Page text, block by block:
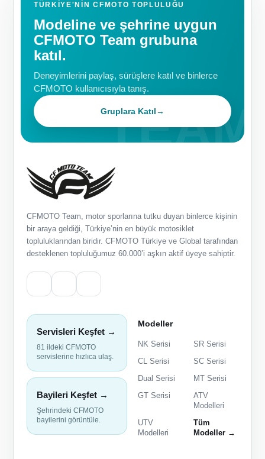
TÜRKIYE'NIN CFMOTO TOPLULUĞU
Modeline ve şehrine uygun
CFMOTO Team grubuna
katıl.
Deneyimlerini paylaş, sürüşlere katıl ve binlerce
CFMOTO kullanıcısıyla tanış.
Gruplara Katıl→
CFMOTO Team, motor sporlarına tutku duyan binlerce kişinin
bir araya geldiği, Türkiye’nin en büyük motosiklet
topluluklarından biridir. CFMOTO Türkiye ve Global tarafından
desteklenen topluluğumuz 60.000’i aşkın aktif üyeye sahiptir.
Servisleri Keşfet →
81 ildeki CFMOTO
servislerine hızlıca ulaş.
Bayileri Keşfet →
Şehrindeki CFMOTO
bayilerini görüntüle.
Modeller
NK Serisi
SR Serisi
CL Serisi
SC Serisi
Dual Serisi
MT Serisi
GT Serisi
ATV
Modelleri
UTV
Modelleri
Tüm
Modeller →